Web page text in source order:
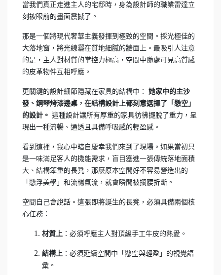
當我們真正走進主人的宅邸時，身為設計師的職業雷達立
刻被眼前的畫面震撼了。
那是一個將現代奢華主義發揮到極致的空間。採光極佳的
大落地窗，將光線灑在質地細膩的牆面上。最吸引人注意
的是，主人對材質的掌控力極高，空間中隨處可見高質感
的皮革物件互相呼應。
更關鍵的設計細節隱藏在家具的結構中： 她家中的主沙
發、鋼琴烤漆邊桌，在結構設計上都刻意選擇了「懸空」
的設計。 這種設計讓所有厚重的家具彷彿擺脫了重力，呈
現出一種流暢、通透且具備呼吸感的輕盈感。
看到這裡，我心中暗自慶幸我們來到了現場。如果當初只
是一味滿足客人的機能需求，盲目塞進一張傳統落地面積
大、結構笨重的長凳，那麼原本空間好不容易營造出的
「懸浮美學」和流暢氣流，就會瞬間被攔腰折斷。
空間自己會說話。這張即將誕生的長凳，必須具備兩個核
心任務：
材質上 ：必須呼應主人對頂級手工牛皮的熱愛。
結構上 ：必須延續空間中「懸空與輕盈」的視覺語
彙。